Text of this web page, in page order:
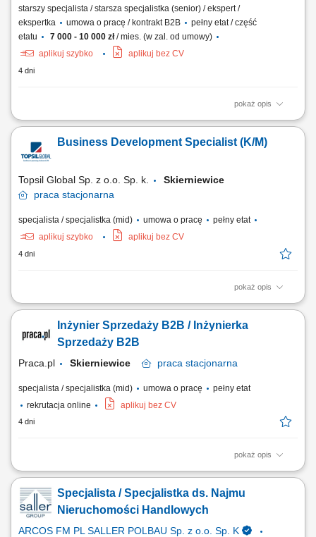
starszy specjalista / starsza specjalistka (senior) / ekspert /
ekspertka
umowa o pracę / kontrakt B2B
pełny etat / część
etatu
7 000 - 10 000 zł/ mies. (w zal. od umowy)
aplikuj szybko
aplikuj bez CV
4 dni
pokaż opis
Forma pracy zależy od uzgodnionego modelu współpracy: stacjonarna
przypadku współpracy B2B opartej na własnym lub mieszanym portfelu
klientów — również zdalna i mobilna. Opis stanowiska Samodzielna i
Business Development Specialist (K/M)
Topsil Global Sp. z o.o. Sp. k.
Skierniewice
praca stacjonarna
specjalista / specjalistka (mid) umowa o pracę
pełny etat
aplikuj szybko
aplikuj bez CV
4 dni
pokaż opis
POSZUKUJEMY OSOBY która posiada doświadczenie w sprzedaży
Szukamy osoby nastawionej na aktywne pozyskiwanie nowych klientów
oraz identyfikowanie nowych możliwości sprzedażowych na rynku
Inżynier Sprzedaży B2B / Inżynierka
Sprzedaży B2B
Praca.pl Skierniewice praca stacjonarna
specjalista / specjalistka (mid) umowa o pracę
pełny etat
rekrutacja online
aplikuj bez CV
4 dni
pokaż opis
Zakres obowiązków: Aktywne pozyskiwanie klientów na rynku krajowym
doradztwo techniczne i obsługa jako pierwszy punkt kontaktu.
Koordynacja sprzedaży projektowej we współpracy z działami
technicznymi i NPI. Prowadzenie...
Specjalista / Specjalistka ds. Najmu
Nieruchomości Handlowych
ARCOS FM PL SALLER POLBAU Sp. z o.o. Sp. K